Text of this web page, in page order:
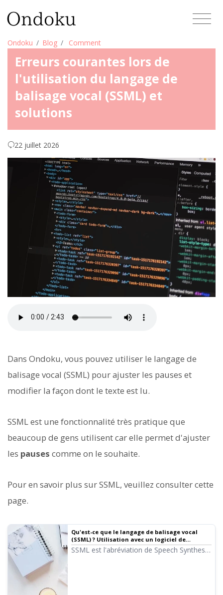
Ondoku Blog Comment
Erreurs courantes lors de
l'utilisation du langage de
balisage vocal (SSML) et
solutions
22 juillet 2026
Dans Ondoku, vous pouvez utiliser le langage de
balisage vocal (SSML) pour ajuster les pauses et
modifier la façon dont le texte est lu.
SSML est une fonctionnalité très pratique que
beaucoup de gens utilisent car elle permet d'ajuster
les pauses comme on le souhaite.
Pour en savoir plus sur SSML, veuillez consulter cette
page.
Qu'est-ce que le langage de balisage vocal
(SSML) ? Utilisation avec un logiciel de
synthèse vocale et liste des principaux codes. |
Logiciel de synthèse vocale Ondoku
SSML est l'abréviation de Speech Synthesis